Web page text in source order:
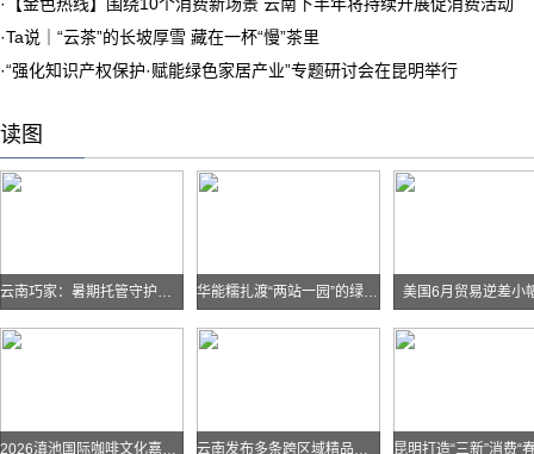
·Ta说｜“云茶”的长坡厚雪 藏在一杯“慢”茶里
·“强化知识产权保护·赋能绿色家居产业”专题研讨会在昆明举行
读图
云南巧家：暑期托管守护孩子快乐假期 华能糯扎渡“两站一园”的绿色实践 美国6月贸易逆差小
2026滇池国际咖啡文化嘉年华怎么去？最全交通攻略戳进来→ 云南发布多条跨区域精品自驾线路